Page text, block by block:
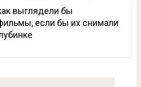
выглядели бы
если бы их снимали